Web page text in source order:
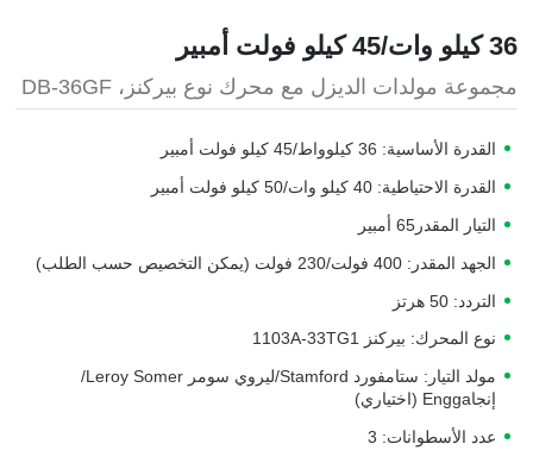
36 كيلو وات/45 كيلو فولت أمبير
مجموعة مولدات الديزل مع محرك نوع بيركنز، DB-36GF
القدرة الأساسية: 36 كيلوواط/45 كيلو فولت أمبير
القدرة الاحتياطية: 40 كيلو وات/50 كيلو فولت أمبير
التيار المقدر65 أمبير
الجهد المقدر: 400 فولت/230 فولت (يمكن التخصيص حسب الطلب)
التردد: 50 هرتز
نوع المحرك: بيركنز 1103A-33TG1
مولد التيار: ستامفورد Stamford/ليروي سومر Leroy Somer/
إنجاEngga (اختياري)
عدد الأسطوانات: 3